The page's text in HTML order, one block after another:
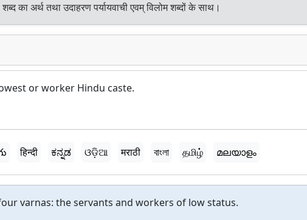
शब्द का अर्थ तथा उदाहरण पर्यायवाची एवम् विलोम शब्दों के साथ।
or worker Hindu caste.
हिन्दी ಕನ್ನಡ ଓଡ଼ିଆ मराठी বাংলা தமிழ் മലയാളം
varnas: the servants and workers of low status.